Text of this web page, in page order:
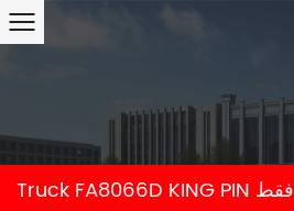
Truck FA8066D KING PIN فقط